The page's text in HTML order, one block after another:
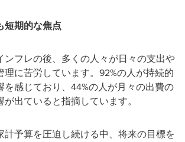
短期的な焦点
ンフレの後、多くの人々が日々の支出や
理に苦労しています。92%の人が持続的
を感じており、44%の人が月々の出費の
出ていると指摘しています。
計予算を圧迫し続ける中、将来の目標を